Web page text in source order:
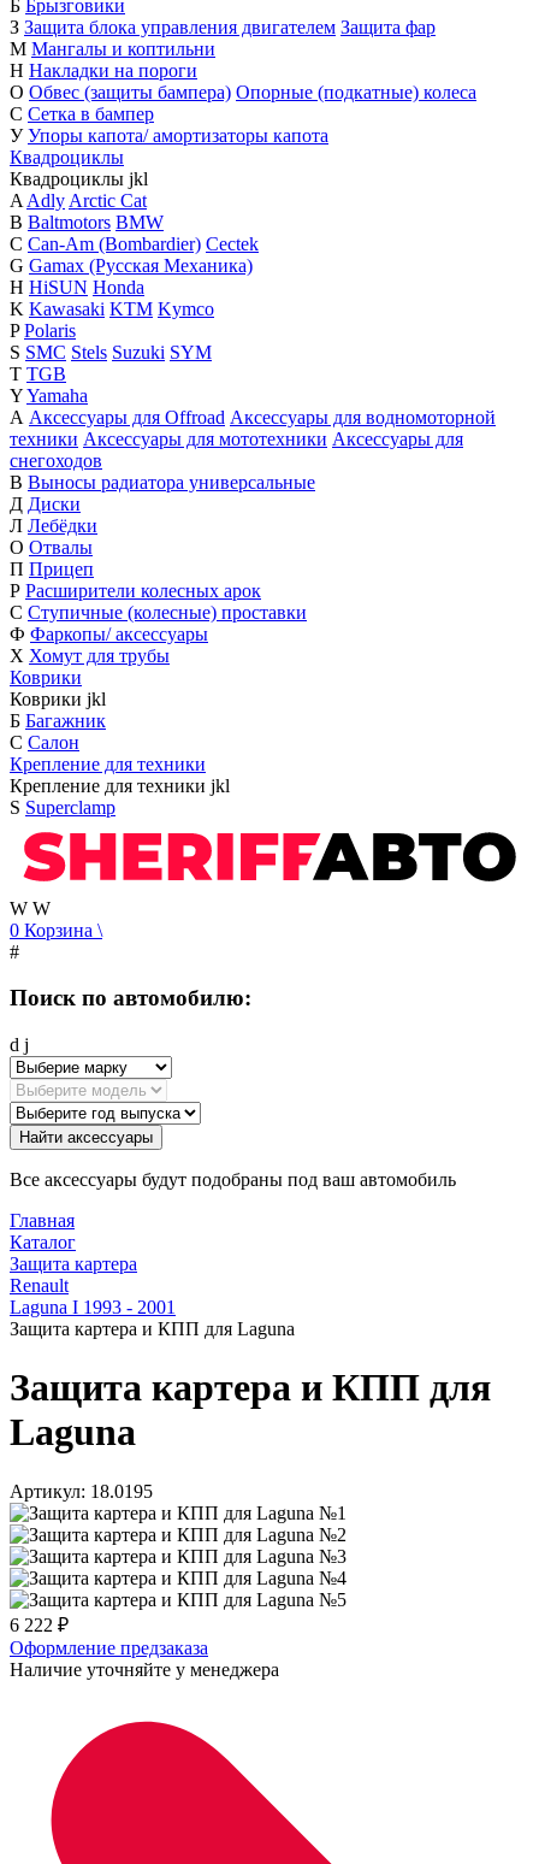
Б Брызговики
З Защита блока управления двигателем Защита фар
М Мангалы и коптильни
Н Накладки на пороги
О Обвес (защиты бампера) Опорные (подкатные) колеса
С Сетка в бампер
У Упоры капота/ амортизаторы капота
Квадроциклы
Квадроциклы jkl
A Adly Arctic Cat
B Baltmotors BMW
C Can-Am (Bombardier) Cectek
G Gamax (Русская Механика)
H HiSUN Honda
K Kawasaki KTM Kymco
P Polaris
S SMC Stels Suzuki SYM
T TGB
YYamaha
А Аксессуары для Offroad Аксессуары для водномоторной
техники Аксессуары для мототехники Аксессуары для
снегоходов
В Выносы радиатора универсальные
Д Диски
Л Лебёдки
О Отвалы
П Прицеп
Р Расширители колесных арок
С Ступичные (колесные) проставки
Ф Фаркопы/ аксессуары
Х Хомут для трубы
Коврики
Коврики jkl
Б Багажник
С Салон
Крепление для техники
Крепление для техники jkl
S Superclamp
W W
0 Корзина \
#
Поиск по автомобилю:
d j
Найти аксессуары
Все аксессуары будут подобраны под ваш автомобиль
Главная
Каталог
Защита картера
Renault
Laguna I 1993 - 2001
Защита картера и КПП для Laguna
Защита картера и КПП для
Laguna
Артикул: 18.0195
6 222 ₽
Оформление предзаказа
Наличие уточняйте у менеджера